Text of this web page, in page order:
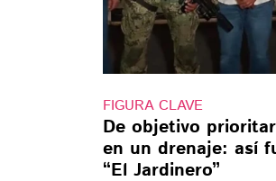
FIGURA CLAVE
De objetivo
en un drenaje: así
“El Jardinero”